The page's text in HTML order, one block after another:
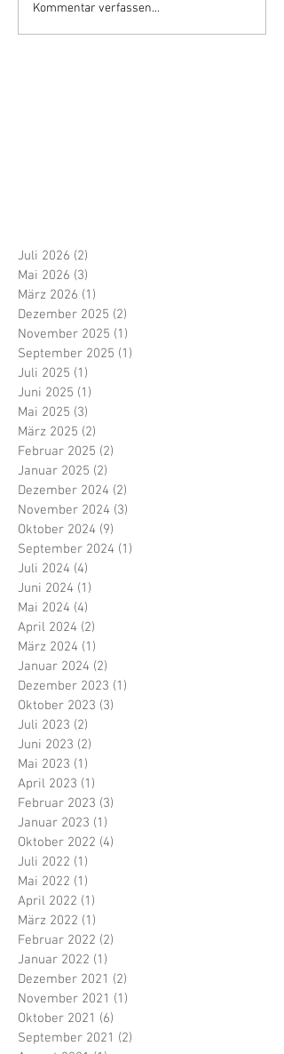
Kommentar verfassen...
Juli 2026 (2)
Mai 2026 (3)
März 2026 (1)
Dezember 2025 (2)
November 2025 (1)
September 2025 (1)
Juli 2025 (1)
Juni 2025 (1)
Mai 2025 (3)
März 2025 (2)
Februar 2025 (2)
Januar 2025 (2)
Dezember 2024 (2)
November 2024 (3)
Oktober 2024 (9)
September 2024 (1)
Juli 2024 (4)
Juni 2024 (1)
Mai 2024 (4)
April 2024 (2)
März 2024 (1)
Januar 2024 (2)
Dezember 2023 (1)
Oktober 2023 (3)
Juli 2023 (2)
Juni 2023 (2)
Mai 2023 (1)
April 2023 (1)
Februar 2023 (3)
Januar 2023 (1)
Oktober 2022 (4)
Juli 2022 (1)
Mai 2022 (1)
April 2022 (1)
März 2022 (1)
Februar 2022 (2)
Januar 2022 (1)
Dezember 2021 (2)
November 2021 (1)
Oktober 2021 (6)
September 2021 (2)